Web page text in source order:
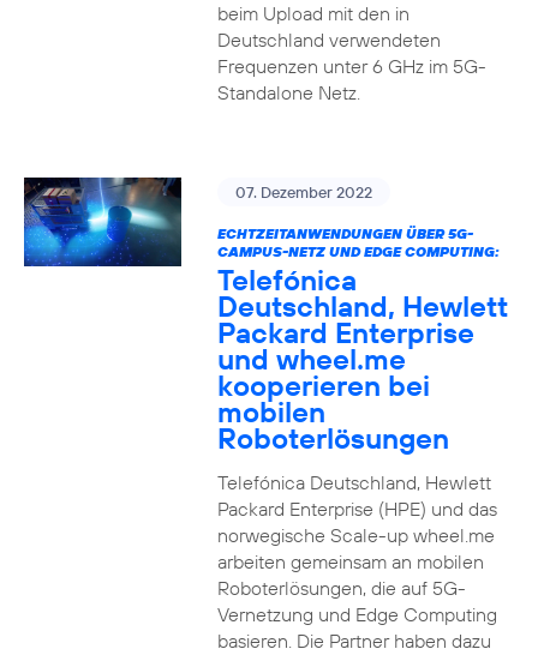
beim Upload mit den in
Deutschland verwendeten
Frequenzen unter 6 GHz im 5G-
Standalone Netz.
07. Dezember 2022
ECHTZEITANWENDUNGEN ÜBER 5G-
CAMPUS-NETZ UND EDGE COMPUTING:
Telefónica
Deutschland, Hewlett
Packard Enterprise
und wheel.me
kooperieren bei
mobilen
Roboterlösungen
Telefónica Deutschland, Hewlett
Packard Enterprise (HPE) und das
norwegische Scale-up wheel.me
arbeiten gemeinsam an mobilen
Roboterlösungen, die auf 5G-
Vernetzung und Edge Computing
basieren. Die Partner haben dazu